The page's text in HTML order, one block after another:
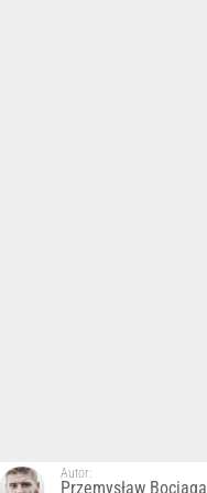
Autor:
Przemysław Bociąga